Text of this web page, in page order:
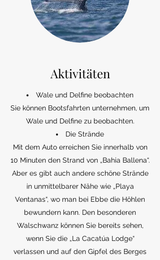
Aktivitäten
Wale und Delfine beobachten
Sie können Bootsfahrten unternehmen, um
Wale und Delfine zu beobachten.
Die Strände
Mit dem Auto erreichen Sie innerhalb von
10 Minuten den Strand von „Bahia Ballena“.
Aber es gibt auch andere schöne Strände
in unmittelbarer Nähe wie „Playa
Ventanas“, wo man bei Ebbe die Höhlen
bewundern kann. Den besonderen
Walschwanz können Sie bereits sehen,
wenn Sie die „La Cacatúa Lodge“
verlassen und auf den Gipfel des Berges